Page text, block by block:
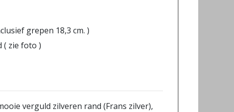
grepen 18,3 cm. )
( zie foto )
verguld zilveren rand (Frans zilver),